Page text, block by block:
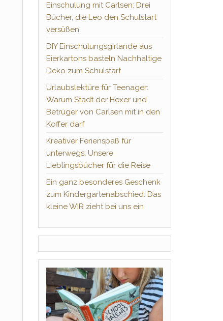
Einschulung mit Carlsen: Drei
Bücher, die Leo den Schulstart
versüßen
DIY Einschulungsgirlande aus
Eierkartons basteln Nachhaltige
Deko zum Schulstart
Urlaubslektüre für Teenager:
Warum Stadt der Hexer und
Betrüger von Carlsen mit in den
Koffer darf
Kreativer Ferienspaß für
unterwegs: Unsere
Lieblingsbücher für die Reise
Ein ganz besonderes Geschenk
zum Kindergartenabschied: Das
kleine WIR zieht bei uns ein